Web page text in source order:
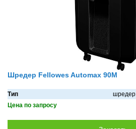
Шредер Fellowes Automax 90M
Тип
шредер
Цена по запросу